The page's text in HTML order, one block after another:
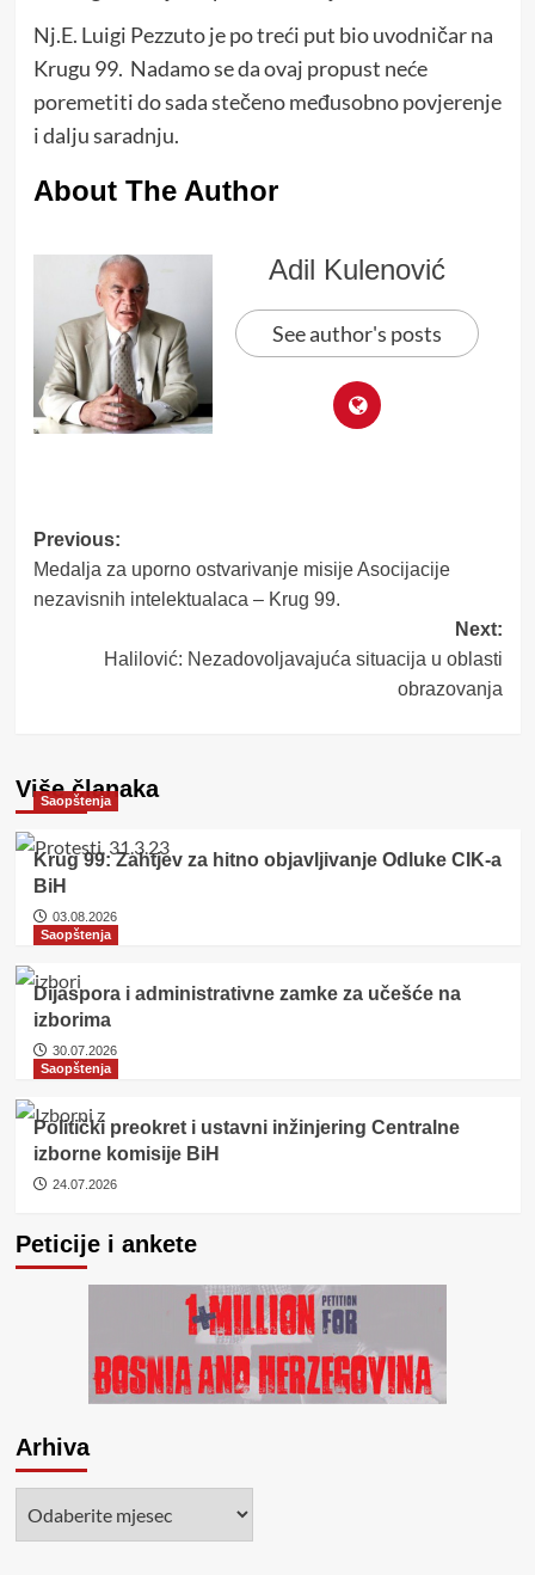
Nj.E. Luigi Pezzuto je po treći put bio uvodničar na
Krugu 99. Nadamo se da ovaj propust neće
poremetiti do sada stečeno međusobno povjerenje
i dalju saradnju.
About The Author
Adil Kulenović
See author's posts
Post
navigation
Previous:
Medalja za uporno ostvarivanje misije Asocijacije
nezavisnih intelektualaca – Krug 99.
Next:
Halilović: Nezadovoljavajuća situacija u oblasti
obrazovanja
Više članaka
Saopštenja
Krug 99: Zahtjev za hitno objavljivanje Odluke CIK-a
BiH
03.08.2026
Saopštenja
Dijaspora i administrativne zamke za učešće na
izborima
30.07.2026
Saopštenja
Politički preokret i ustavni inžinjering Centralne
izborne komisije BiH
24.07.2026
Peticije i ankete
Arhiva